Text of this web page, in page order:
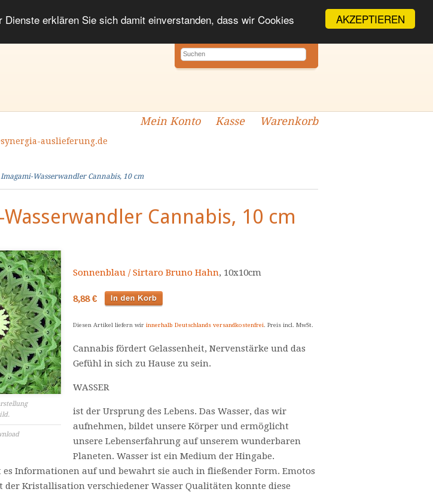
AKZEPTIEREN
erklären Sie sich damit einverstanden, dass wir Cookies
auslieferung.de
Mein Konto Kasse Warenkorb
Imagami-Wasserwandler Cannabis, 10 cm
Cannabis, 10 cm
Sonnenblau / Sirtaro Bruno Hahn, 10x10cm
8,88 €
Diesen Artikel liefern wir innerhalb Deutschlands versandkostenfrei. Preis incl. MwSt.
Cannabis fördert Gelassenheit, Nervenstärke und das
Gefühl in sich zu Hause zu sein.
WASSER
ist der Ursprung des Lebens. Das Wasser, das wir
aufnehmen, bildet unsere Körper und ermöglicht
unsere Lebenserfahrung auf unserem wunderbaren
Planeten. Wasser ist ein Medium der Hingabe.
Informationen auf und bewahrt sie auch in fließender Form. Emotos
der Kristallisation verschiedener Wasser Qualitäten konnte diese